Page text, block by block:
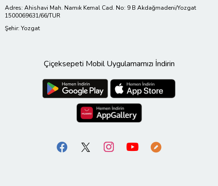
Adres: Ahishavi Mah. Namık Kemal Cad. No: 9 B Akdağmadeni/Yozgat
1500069631/66/TUR
Şehir: Yozgat
Çiçeksepeti Mobil Uygulamamızı İndirin